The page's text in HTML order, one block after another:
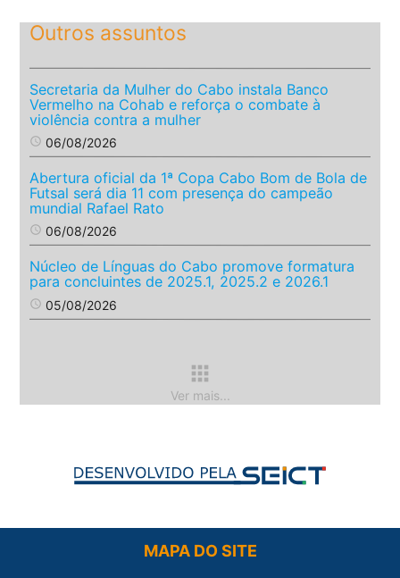
Outros assuntos
Secretaria da Mulher do Cabo instala Banco
Vermelho na Cohab e reforça o combate à
violência contra a mulher
access_time 06/08/2026
Abertura oficial da 1ª Copa Cabo Bom de Bola de
Futsal será dia 11 com presença do campeão
mundial Rafael Rato
access_time 06/08/2026
Núcleo de Línguas do Cabo promove formatura
para concluintes de 2025.1, 2025.2 e 2026.1
access_time 05/08/2026
apps
Ver mais...
MAPA DO SITE